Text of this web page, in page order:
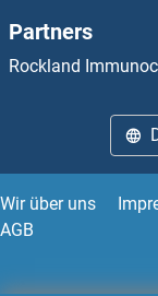
OR2A7 ELISA Kits
OR2AG2 ELISA
Partners
Rockland
Wir über uns
AGB